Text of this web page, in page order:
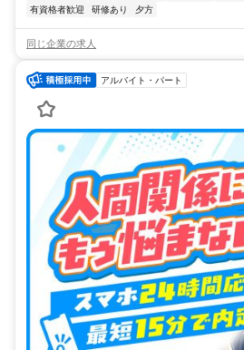
有資格者歓迎
研修あり 夕方
同じ企業の求人
アルバイト・パート